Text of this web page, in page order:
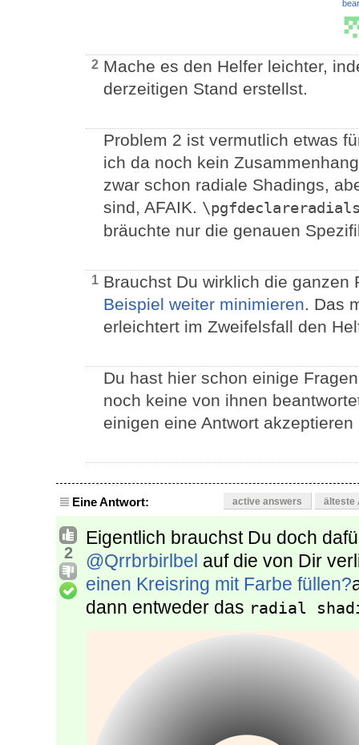
2 Mache es den Helfer leichter,
derzeitigen Stand erstellst.
Problem 2 ist vermutlich etwas
ich da noch kein
zwar schon radiale Shadings,
sind, AFAIK.
bräuchte nur die genauen
1 Brauchst Du wirklich die ganzen
Beispiel weiter minimieren. Das
erleichtert im Zweifelsfall den
Du hast hier schon einige
noch keine von ihnen
einigen eine Antwort akzeptieren
Eine Antwort: active answers älteste
2
Eigentlich brauchst Du doch
@Qrrbrbirlbel auf die von Dir
einen Kreisring mit Farbe füllen?
dann entweder das radial